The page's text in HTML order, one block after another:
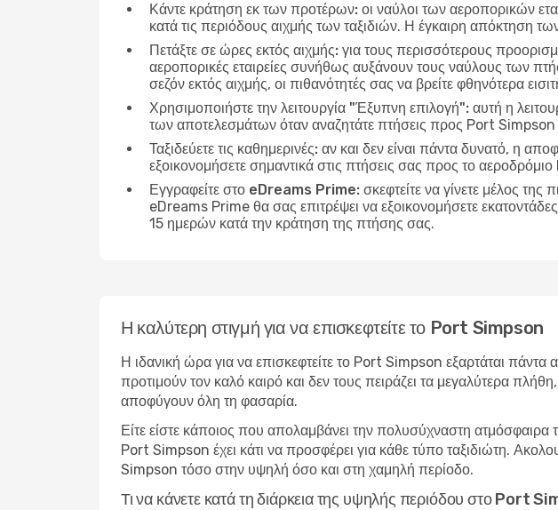
Κάντε κράτηση εκ των προτέρων: οι ναύλοι των αεροπορικών
κατά τις περιόδους αιχμής των ταξιδιών. Η έγκαιρη απόκτηση
Πετάξτε σε ώρες εκτός αιχμής: για τους περισσότερους
αεροπορικές εταιρείες συνήθως αυξάνουν τους ναύλους των
σεζόν εκτός αιχμής, οι πιθανότητές σας να βρείτε φθηνότερα
Χρησιμοποιήστε την λειτουργία "Έξυπνη επιλογή": αυτή η
των αποτελεσμάτων όταν αναζητάτε πτήσεις προς Port Simpson
Ταξιδεύετε τις καθημερινές: αν και δεν είναι πάντα δυνατό, η
εξοικονομήσετε σημαντικά στις πτήσεις σας προς το
Εγγραφείτε στο eDreams Prime: σκεφτείτε να γίνετε μέλος
eDreams Prime θα σας επιτρέψει να εξοικονομήσετε
15 ημερών κατά την κράτηση της πτήσης σας.
Η καλύτερη στιγμή για να επισκεφτείτε το Port Simpson
Η ιδανική ώρα για να επισκεφτείτε το Port Simpson εξαρτάται
προτιμούν τον καλό καιρό και δεν τους πειράζει τα μεγαλύτερα
αποφύγουν όλη τη φασαρία.
Είτε είστε κάποιος που απολαμβάνει την πολυσύχναστη
Port Simpson έχει κάτι να προσφέρει για κάθε τύπο ταξιδιώτη.
Simpson τόσο στην υψηλή όσο και στη χαμηλή περίοδο.
Τι να κάνετε κατά τη διάρκεια της υψηλής περιόδου στο Port